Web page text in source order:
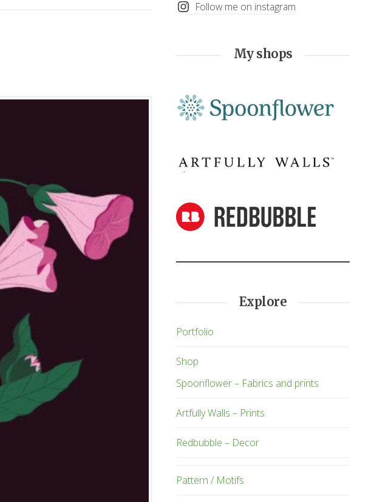
Follow me on instagram
My shops
Explore
Portfolio
Shop
Spoonflower – Fabrics and prints
Artfully Walls – Prints
Redbubble – Decor
Pattern / Motifs